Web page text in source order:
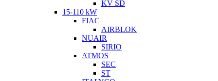
KV SD
15-110 kW
FIAC
AIRBLOK
NUAIR
SIRIO
ATMOS
SEC
ST